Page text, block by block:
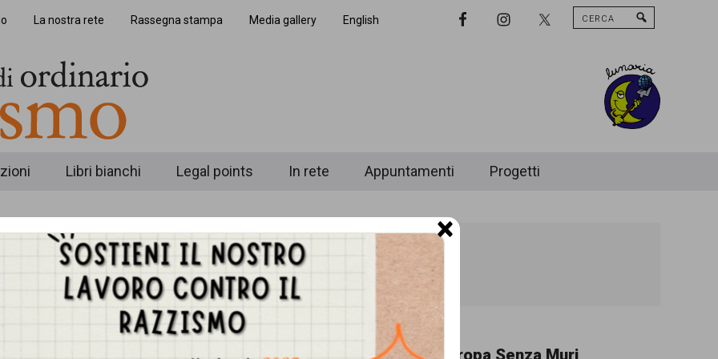
La nostra rete Rassegna stampa Media gallery English
Nav
Cerca
Libri bianchi Legal points In rete Appuntamenti Progetti
e Libia: il
Diritti senza confini. Corteo
Europa Senza Muri
×